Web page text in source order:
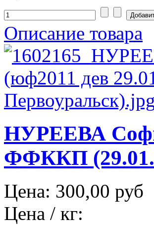
Описание товара
НУРЕЕВА
ФФККП
Цена: 300,00 руб
Цена / кг: